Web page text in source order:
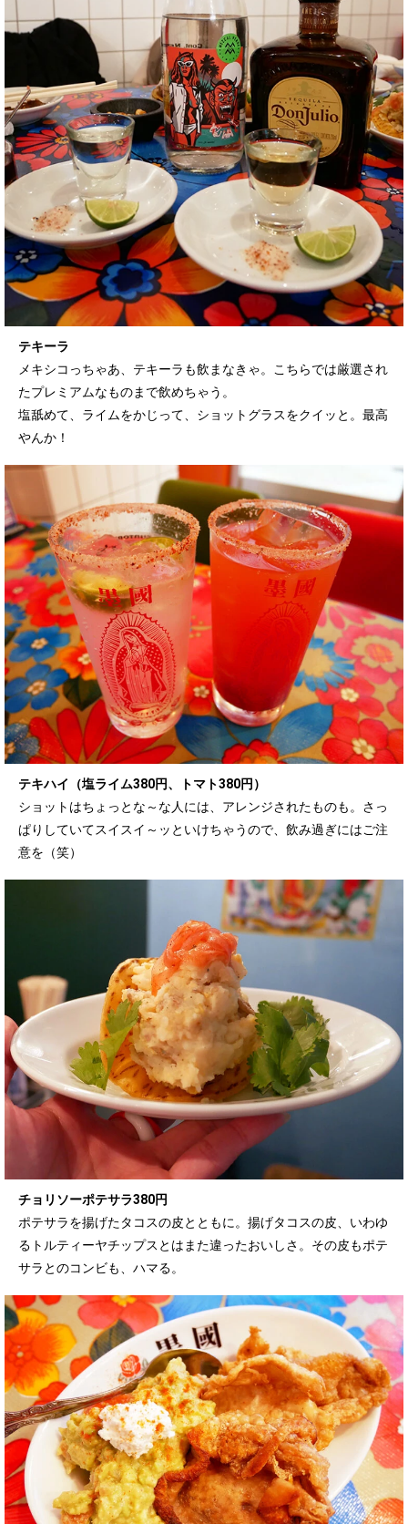
テキーラ
メキシコっちゃあ、テキーラも飲まなきゃ。こちらでは厳選され
たプレミアムなものまで飲めちゃう。
塩舐めて、ライムをかじって、ショットグラスをクイッと。最高
やんか！
テキハイ（塩ライム380円、トマト380円）
ショットはちょっとな～な人には、アレンジされたものも。さっ
ぱりしていてスイスイ～ッといけちゃうので、飲み過ぎにはご注
意を（笑）
チョリソーポテサラ380円
ポテサラを揚げたタコスの皮とともに。揚げタコスの皮、いわゆ
るトルティーヤチップスとはまた違ったおいしさ。その皮もポテ
サラとのコンビも、ハマる。